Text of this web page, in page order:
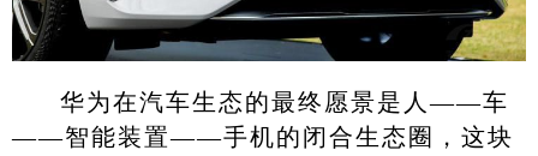
华为在汽车生态的最终愿景是人——车
——智能装置——手机的闭合生态圈，这块